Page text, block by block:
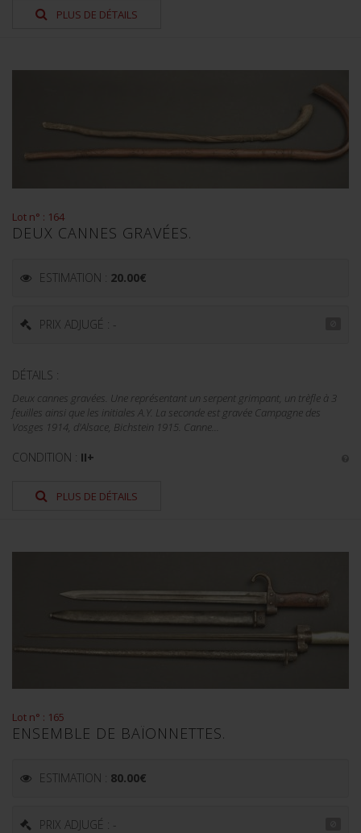
PLUS DE DÉTAILS
Lot n° : 164
DEUX CANNES GRAVÉES.
ESTIMATION : 20.00€
PRIX ADJUGÉ : -
DÉTAILS :
Deux cannes gravées. Une représentant un serpent grimpant, un trèfle à 3
feuilles ainsi que les initiales A.Y. La seconde est gravée Campagne des
Vosges 1914, d'Alsace, Bichstein 1915. Canne...
CONDITION : II+
PLUS DE DÉTAILS
Lot n° : 165
ENSEMBLE DE BAÏONNETTES.
ESTIMATION : 80.00€
PRIX ADJUGÉ : -